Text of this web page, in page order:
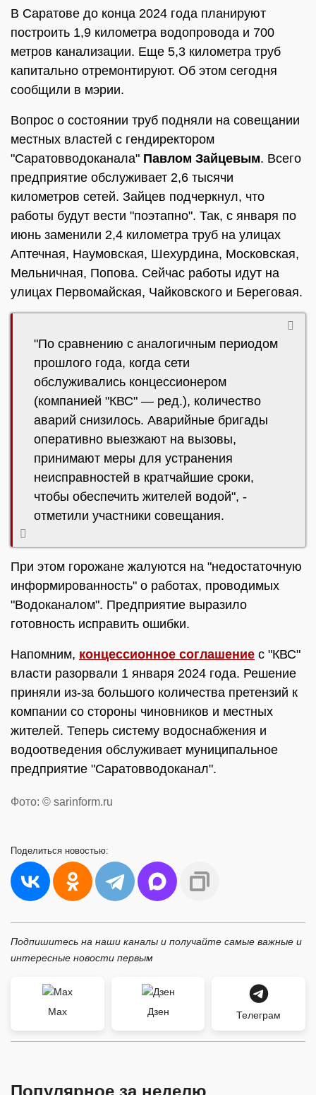
В Саратове до конца 2024 года планируют
построить 1,9 километра водопровода и 700
метров канализации. Еще 5,3 километра труб
капитально отремонтируют. Об этом сегодня
сообщили в мэрии.
Вопрос о состоянии труб подняли на совещании
местных властей с гендиректором
"Саратовводоканала" Павлом Зайцевым. Всего
предприятие обслуживает 2,6 тысячи
километров сетей. Зайцев подчеркнул, что
работы будут вести "поэтапно". Так, с января по
июнь заменили 2,4 километра труб на улицах
Аптечная, Наумовская, Шехурдина, Московская,
Мельничная, Попова. Сейчас работы идут на
улицах Первомайская, Чайковского и Береговая.
"По сравнению с аналогичным периодом
прошлого года, когда сети
обслуживались концессионером
(компанией "КВС" — ред.), количество
аварий снизилось. Аварийные бригады
оперативно выезжают на вызовы,
принимают меры для устранения
неисправностей в кратчайшие сроки,
чтобы обеспечить жителей водой", -
отметили участники совещания.
При этом горожане жалуются на "недостаточную
информированность" о работах, проводимых
"Водоканалом". Предприятие выразило
готовность исправить ошибки.
Напомним, концессионное соглашение с "КВС"
власти разорвали 1 января 2024 года. Решение
приняли из-за большого количества претензий к
компании со стороны чиновников и местных
жителей. Теперь систему водоснабжения и
водоотведения обслуживает муниципальное
предприятие "Саратовводоканал".
Фото: © sarinform.ru
Поделиться новостью:
Подпишитесь на наши каналы и получайте самые важные и
интересные новости первым
Max Дзен Телеграм